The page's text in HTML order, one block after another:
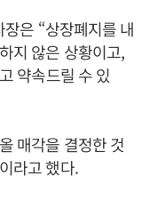
은 “상장폐지를 내
지 않은 상황이고,
약속드릴 수 있
매각을 결정한 것
라고 했다.